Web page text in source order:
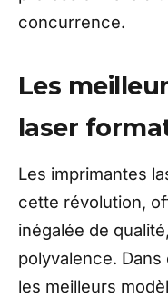
concurrence.
Les
laser
Les imprimantes
cette révolution,
inégalée de
polyvalence.
les meilleurs